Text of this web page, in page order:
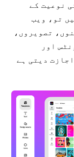
نوعیت کے
تو، ویب
تصویروں،
فونٹس اور
دیتی ہے